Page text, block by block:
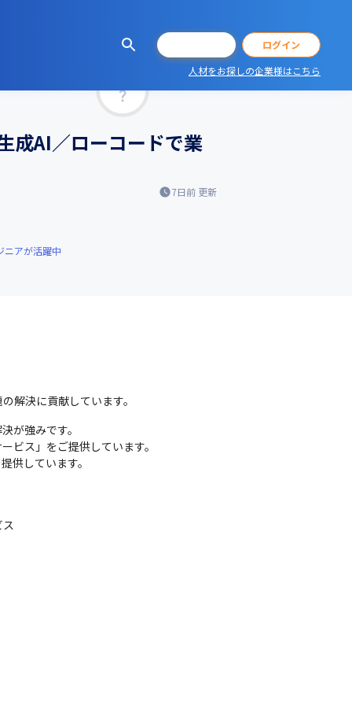
ログイン
人材をお探しの企業様はこちら
成AI／ローコードで業
7日前 更新
ニアが活躍中
解決に貢献しています。
が強みです。
ビス」をご提供しています。
供しています。